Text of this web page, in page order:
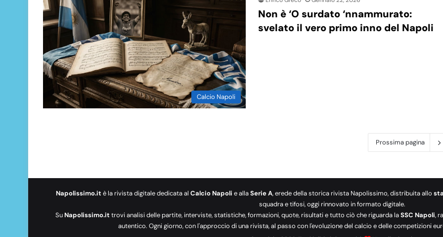
Calcio Napoli
Non è ‘O surdato ‘nnammurato:
svelato il vero primo inno del Napoli
Prossima pagina
Napolissimo.it è la rivista digitale dedicata al Calcio Napoli e allaSerie A, erede della storica rivista Napolissimo, distribuita allo
squadra e tifosi, oggi rinnovato in formato digitale.
SuNapolissimo.it trovi analisi delle partite, interviste, statistiche, formazioni, quote, risultati e tutto ciò che riguarda laSSC Napoli,
autentico. Ogni giorno, con l'approccio di una rivista, al passo con l'evoluzione del calcio e delle competizioni